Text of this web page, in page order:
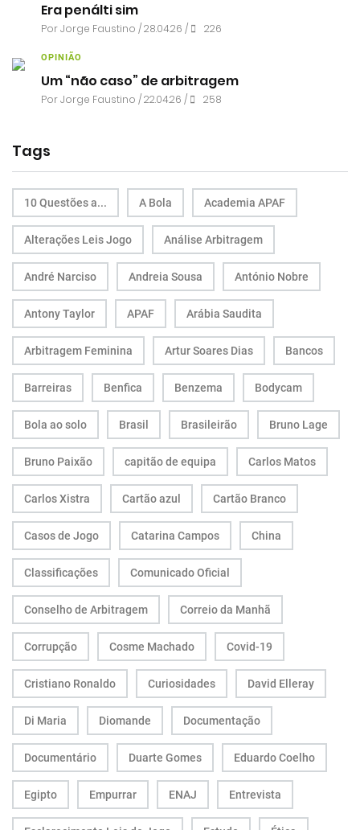
Era penálti sim
PorJorge Faustino / 28.04.26 / 226
OPINIÃO
Um “não caso” de arbitragem
PorJorge Faustino / 22.04.26 / 258
Tags
10 Questões a... A Bola Academia APAF
Alterações Leis Jogo Análise Arbitragem
André Narciso Andreia Sousa António Nobre
Antony Taylor APAF Arábia Saudita
Arbitragem Feminina Artur Soares Dias Bancos
Barreiras Benfica Benzema Bodycam
Bola ao solo Brasil Brasileirão Bruno Lage
Bruno Paixão capitão de equipa Carlos Matos
Carlos Xistra Cartão azul Cartão Branco
Casos de Jogo Catarina Campos China
Classificações Comunicado Oficial
Conselho de Arbitragem Correio da Manhã
Corrupção Cosme Machado Covid-19
Cristiano Ronaldo Curiosidades David Elleray
Di Maria Diomande Documentação
Documentário Duarte Gomes Eduardo Coelho
Egipto Empurrar ENAJ Entrevista